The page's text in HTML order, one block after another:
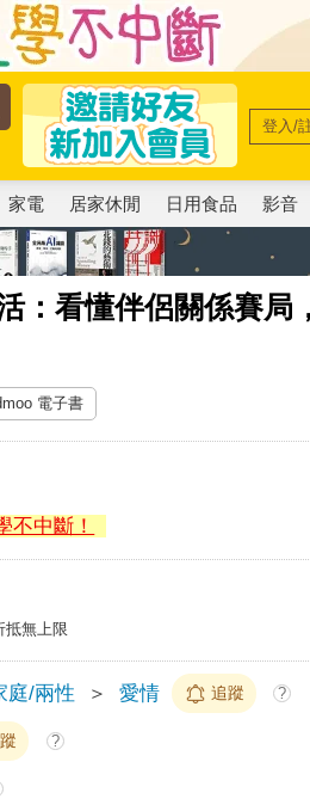
登入/
家電 居家休閒 日用食品 影音
：看懂伴侶關係賽局
電子書
不中斷！
抵無上限
庭/兩性 ＞ 愛情 追蹤 ?
?